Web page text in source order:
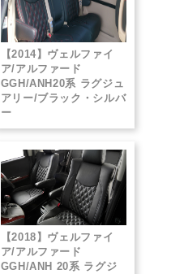
【2014】ヴェルファイ
ア/アルファード
GGH/ANH20系 ラグジュ
アリー/ブラック・シルバ
ー
【2018】ヴェルファイ
ア/アルファード
GGH/ANH 20系 ラグジ